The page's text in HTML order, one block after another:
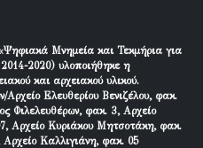
Μνημεία και Τεκμήρια για
2020) υλοποιήθηκε η
και αρχειακού υλικού.
Ελευθερίου Βενιζέλου, φακ.
Φιλελευθέρων, φακ. 3, Αρχείο
Αρχείο Κυριάκου Μητσοτάκη, φακ.
Καλλιγιάνη, φακ. 05